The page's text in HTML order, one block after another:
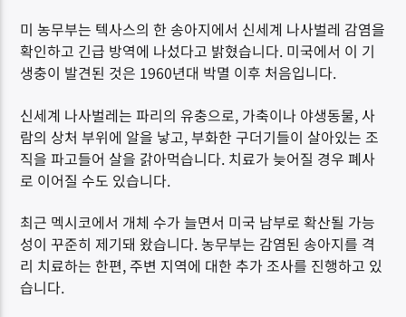
미 농무부는 텍사스의 한 송아지에서 신세계 나사벌레 감염을
확인하고 긴급 방역에 나섰다고 밝혔습니다. 미국에서 이 기
생충이 발견된 것은 1960년대 박멸 이후 처음입니다.
신세계 나사벌레는 파리의 유충으로, 가축이나 야생동물, 사
람의 상처 부위에 알을 낳고, 부화한 구더기들이 살아있는 조
직을 파고들어 살을 갉아먹습니다. 치료가 늦어질 경우 폐사
로 이어질 수도 있습니다.
최근 멕시코에서 개체 수가 늘면서 미국 남부로 확산될 가능
성이 꾸준히 제기돼 왔습니다. 농무부는 감염된 송아지를 격
리 치료하는 한편, 주변 지역에 대한 추가 조사를 진행하고 있
습니다.